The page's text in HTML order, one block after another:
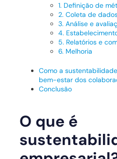
1. Definição de
2. Coleta de
3. Análise e
4.
5. Relatórios e
6. Melhoria
Como a
bem-estar dos
Conclusão
O que é